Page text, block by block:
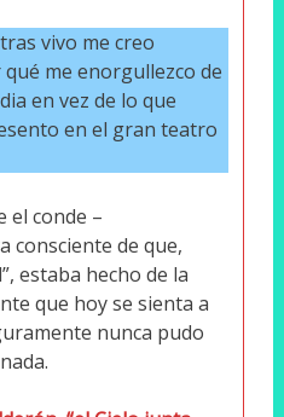
vivo me creo
me enorgullezco de
en vez de lo que
en el gran teatro
conde –
consciente de que,
estaba hecho de la
que hoy se sienta a
nunca pudo